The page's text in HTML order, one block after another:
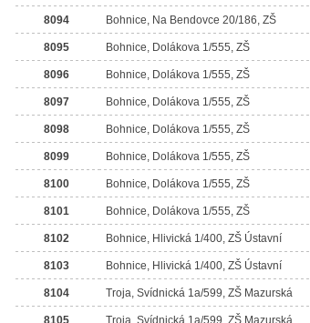
8094 Bohnice, Na Bendovce 20/186, ZŠ
8095 Bohnice, Dolákova 1/555, ZŠ
8096 Bohnice, Dolákova 1/555, ZŠ
8097 Bohnice, Dolákova 1/555, ZŠ
8098 Bohnice, Dolákova 1/555, ZŠ
8099 Bohnice, Dolákova 1/555, ZŠ
8100 Bohnice, Dolákova 1/555, ZŠ
8101 Bohnice, Dolákova 1/555, ZŠ
8102 Bohnice, Hlivická 1/400, ZŠ Ústavní
8103 Bohnice, Hlivická 1/400, ZŠ Ústavní
8104 Troja, Svídnická 1a/599, ZŠ Mazurská
8105 Troja, Svídnická 1a/599, ZŠ Mazurská